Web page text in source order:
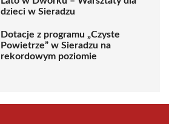
dzieci w Sieradzu
Dotacje z programu „Czyste
Powietrze” w Sieradzu na
rekordowym poziomie